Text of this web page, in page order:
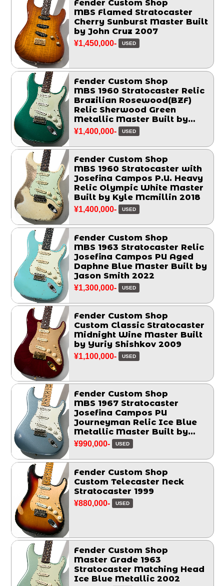
Fender Custom Shop
MBS Flamed Stratocaster
Cherry Sunburst Master Built
by John Cruz 2007
¥1,450,000- USED
Fender Custom Shop
MBS 1960 Stratocaster Relic
Brazilian Rosewood(BZF)
Relic Sherwood Green
Metallic Master Built by
Chris Fleming 2006
¥1,400,000- USED
Fender Custom Shop
MBS 1960 Stratocaster with
Josefina Campos P.U. Heavy
Relic Olympic White Master
Built by Kyle Mcmillin 2018
¥1,400,000- USED
Fender Custom Shop
MBS 1963 Stratocaster Relic
Josefina Campos PU Aged
Daphne Blue Master Built by
Jason Smith 2022
¥1,300,000- USED
Fender Custom Shop
Custom Classic Stratocaster
Midnight Wine Master Built
by Yuriy Shishkov 2009
¥1,100,000- USED
Fender Custom Shop
MBS 1967 Stratocaster
Josefina Campos PU
Journeyman Relic Ice Blue
Metallic Master Built by
Greg Fessler 2017
¥990,000- USED
Fender Custom Shop
Custom Telecaster Neck
Stratocaster 1999
¥880,000- USED
Fender Custom Shop
Master Grade 1963
Stratocaster Matching Head
Ice Blue Metallic 2002